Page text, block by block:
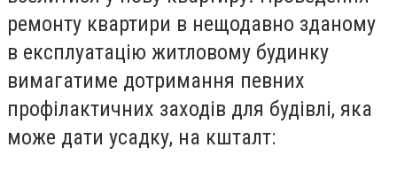
ремонту квартири в нещодавно зданому
в експлуатацію житловому будинку
вимагатиме дотримання певних
профілактичних заходів для будівлі, яка
може дати усадку, на кшталт: